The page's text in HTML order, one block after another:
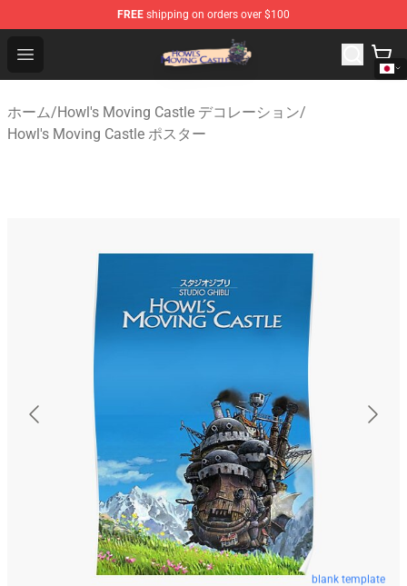
FREE shipping on orders over $100
Open menu
Howl's Moving Castle Store - Official Howl's Moving
ホーム/Howl's Moving Castle デコレーション/
Howl's Moving Castle ポスター
blank template